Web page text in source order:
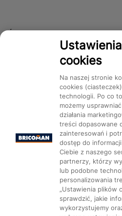
Śledź nas!
Mapa Strony: Kategorie Produkty
Ustawienia
cookies
Na naszej stronie
cookies
technologii. Po co
możemy
działania
treści dopasowane
zainteresowań i
dostęp do
Ciebie z naszego
partnerzy, którzy
lub podobne
personalizowania
„Ustawienia plików
sprawdzić, jakie
wykorzystujemy